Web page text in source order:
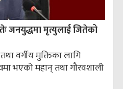
जनयुद्धमा मृत्युलाई जितेको
वर्गीय मुक्तिका लागि
भएको महान् तथा गौरवशाली